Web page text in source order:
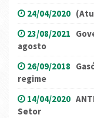
24/04/2020
23/08/2021
agosto
26/09/2018
regime
14/04/2020
Setor